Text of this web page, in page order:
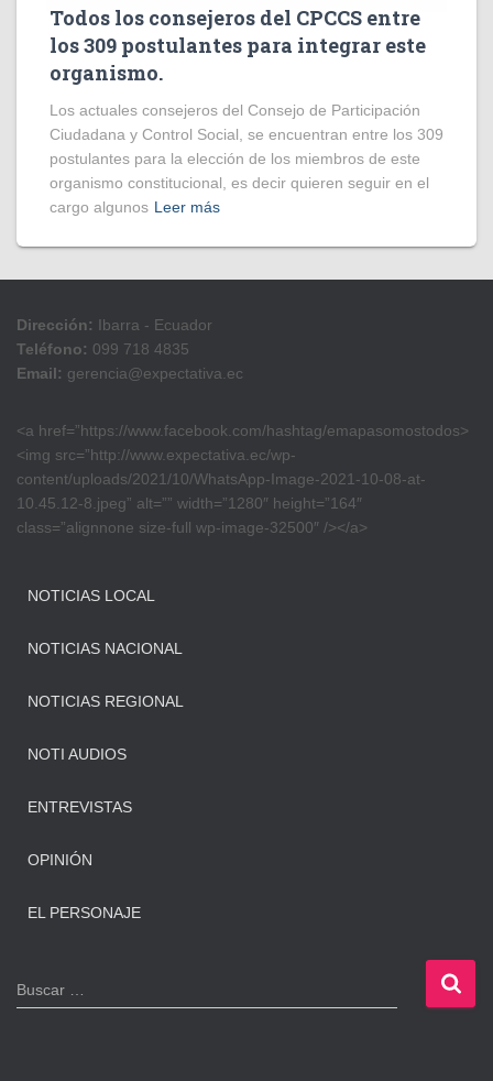
Todos los consejeros del CPCCS entre
los 309 postulantes para integrar este
organismo.
Los actuales consejeros del Consejo de Participación
Ciudadana y Control Social, se encuentran entre los 309
postulantes para la elección de los miembros de este
organismo constitucional, es decir quieren seguir en el
cargo algunos Leer más
Dirección: Ibarra - Ecuador
Teléfono: 099 718 4835
Email: gerencia@expectativa.ec
<a href=”https://www.facebook.com/hashtag/emapasomostodos>
<img src=”http://www.expectativa.ec/wp-
content/uploads/2021/10/WhatsApp-Image-2021-10-08-at-
10.45.12-8.jpeg” alt=”” width=”1280″ height=”164″
class=”alignnone size-full wp-image-32500″ /></a>
NOTICIAS LOCAL
NOTICIAS NACIONAL
NOTICIAS REGIONAL
NOTI AUDIOS
ENTREVISTAS
OPINIÓN
EL PERSONAJE
B
u
Buscar …